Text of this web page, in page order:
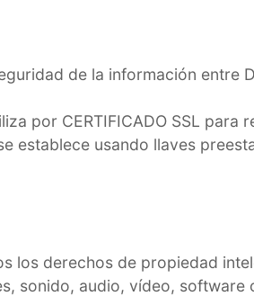
de la información entre
por CERTIFICADO SSL
establece usando llaves
los derechos de propiedad
sonido, audio, vídeo,